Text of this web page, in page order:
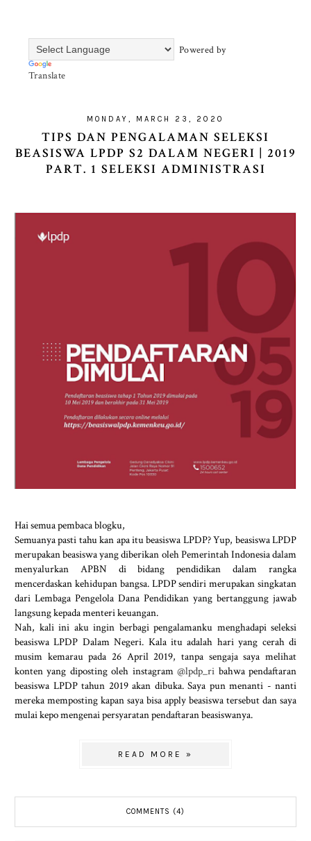
Powered by
Translate
MONDAY, MARCH 23, 2020
TIPS DAN PENGALAMAN SELEKSI
BEASISWA LPDP S2 DALAM NEGERI | 2019
PART. 1 SELEKSI ADMINISTRASI
Hai semua pembaca blogku,
Semuanya pasti tahu kan apa itu beasiswa LPDP? Yup, beasiswa LPDP
merupakan beasiswa yang diberikan oleh Pemerintah Indonesia dalam
menyalurkan APBN di bidang pendidikan dalam rangka
mencerdaskan kehidupan bangsa. LPDP sendiri merupakan singkatan
dari Lembaga Pengelola Dana Pendidikan yang bertanggung jawab
langsung kepada menteri keuangan.
Nah, kali ini aku ingin berbagi pengalamanku menghadapi seleksi
beasiswa LPDP Dalam Negeri. Kala itu adalah hari yang cerah di
musim kemarau pada 26 April 2019, tanpa sengaja saya melihat
konten yang diposting oleh instagram@lpdp_ri bahwa pendaftaran
beasiswa LPDP tahun 2019 akan dibuka. Saya pun menanti - nanti
mereka memposting kapan saya bisa apply beasiswa tersebut dan saya
mulai kepo mengenai persyaratan pendaftaran beasiswanya.
READ MORE »
COMMENTS (4)